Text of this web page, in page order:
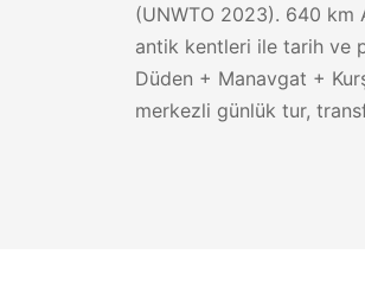
Nederlands
Dutch
(UNWTO 2023). 640 km
antik kentleri ile tarih ve
Düden + Manavgat +
merkezli günlük tur,